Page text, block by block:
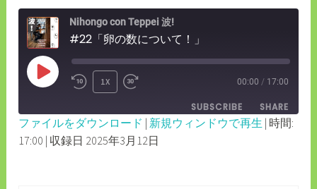
Nihongo con Teppei 波!
#22「卵の数について！」
PLAY
REWIND
10
SECONDS
1X
FAST
FORWARD
30
00:00 / 17:00
SUBSCRIBE SHARE
SHARE
ファイルをダウンロード | 新規ウィンドウで再生 | 時間:
17:00 | 収録日 2025年3月12日